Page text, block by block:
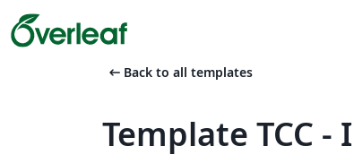
arrow_left_alt Back to all templates
Template TCC -